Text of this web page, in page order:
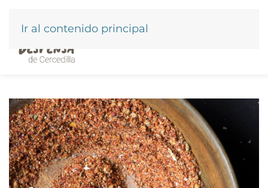
Ir al contenido principal